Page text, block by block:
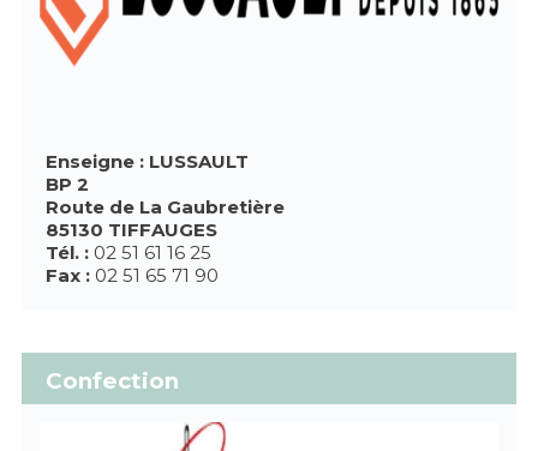
Enseigne : LUSSAULT
BP 2
Route de La Gaubretière
85130 TIFFAUGES
Tél. :02 51 61 16 25
Fax :02 51 65 71 90
Confection